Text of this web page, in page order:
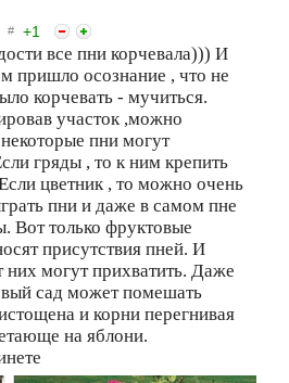
# +1
все пни корчевала))) И
пришло осознание , что не
корчевать - мучиться.
участок ,можно
пни могут
гряды , то к ним крепить
цветник , то можно очень
пни и даже в самом пне
Вот только фруктовые
присутствия пней. И
них могут прихватить. Даже
сад может помешать
и корни перегнивая
на яблони.